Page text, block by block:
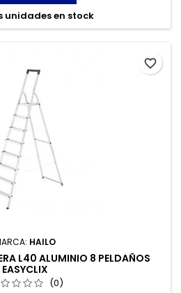
unidades en stock
HAILO
L40 ALUMINIO 8 PELDAÑOS
EASYCLIX
(0)
favorite_border